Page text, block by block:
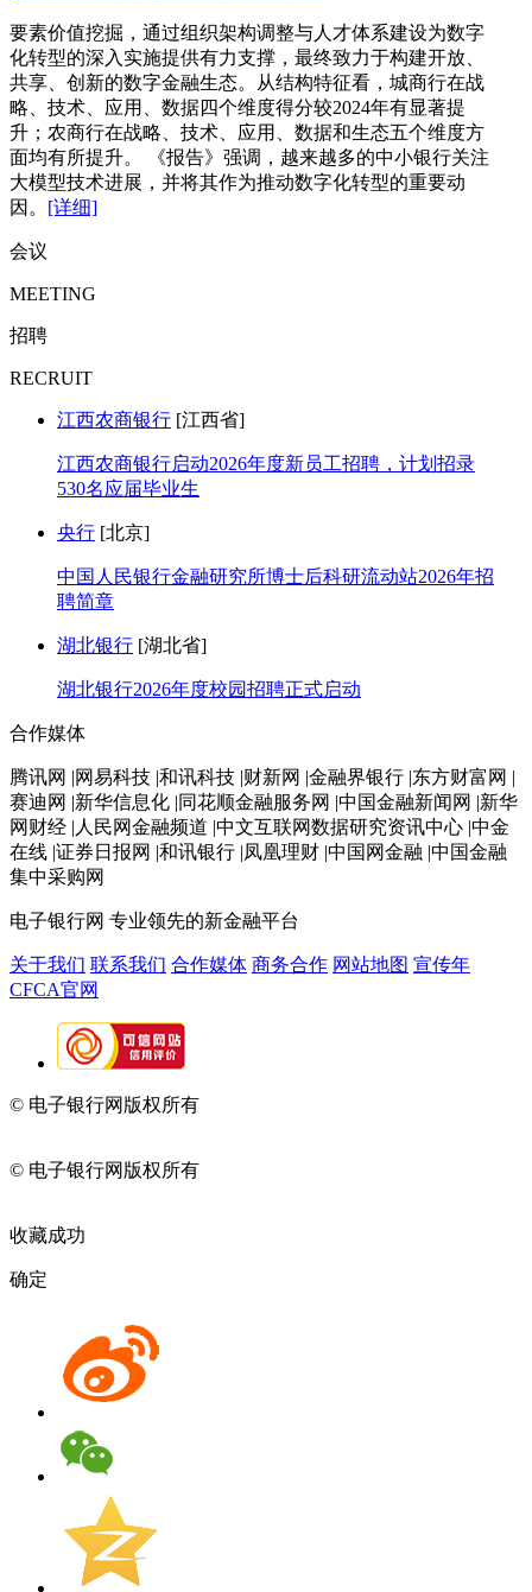
要素价值挖掘，通过组织架构调整与人才体系建设为数字
化转型的深入实施提供有力支撑，最终致力于构建开放、
共享、创新的数字金融生态。从结构特征看，城商行在战
略、技术、应用、数据四个维度得分较2024年有显著提
升；农商行在战略、技术、应用、数据和生态五个维度方
面均有所提升。 《报告》强调，越来越多的中小银行关注
大模型技术进展，并将其作为推动数字化转型的重要动
因。 [详细]
会议
MEETING
招聘
RECRUIT
江西农商银行 [江西省]
江西农商银行启动2026年度新员工招聘，计划招录
530名应届毕业生
央行 [北京]
中国人民银行金融研究所博士后科研流动站2026年招
聘简章
湖北银行 [湖北省]
湖北银行2026年度校园招聘正式启动
合作媒体
腾讯网 |网易科技 |和讯科技 |财新网 |金融界银行 |东方财富网 |
赛迪网 |新华信息化 |同花顺金融服务网 |中国金融新闻网 |新华
网财经 |人民网金融频道 |中文互联网数据研究资讯中心 |中金
在线 |证券日报网 |和讯银行 |凤凰理财 |中国网金融 |中国金融
集中采购网
电子银行网 专业领先的新金融平台
关于我们 联系我们 合作媒体 商务合作 网站地图 宣传年
CFCA官网
© 电子银行网版权所有
© 电子银行网版权所有
收藏成功
确定